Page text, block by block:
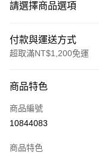
請選擇商品選項
付款與運送方式
超取滿NT$1,200免運
信用卡一次付款
超商取貨付款
商品特色
商品編號
10844083
商品特色